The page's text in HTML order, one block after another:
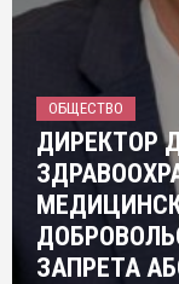
ОБЩЕСТВО
ДИРЕКТОР
ЗАПРЕТА